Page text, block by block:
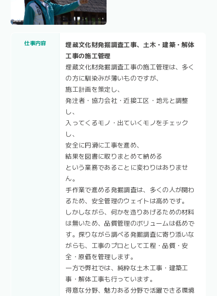
仕事内容
埋蔵文化財発掘調査工事、土木・建築・解体
工事の施工管理
埋蔵文化財発掘調査工事の施工管理は、多く
の方に馴染みが薄いものですが、
施工計画を策定し、
発注者・協力会社・近接工区・地元と調整
し、
入ってくるモノ・出ていくモノをチェック
し、
安全に円滑に工事を進め、
結果を図書に取りまとめて納める
という業務であることに変わりはありませ
ん。
手作業で進める発掘調査は、多くの人が関わ
るため、安全管理のウェイトは高めです。
しかしながら、何かを造りあげるための材料
は無いため、品質管理のボリュームは低めで
す。探りながら調べる発掘調査に寄り添いな
がらも、工事のプロとして工程・品質・安
全・原価を管理します。
一方で弊社では、純粋な土木工事・建築工
事・解体工事も行っています。
得意な分野、魅力ある分野で活躍できる環境